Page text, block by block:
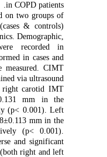
in COPD patients.
on two groups of
& controls)
Demographic,
recorded in
in cases and
measured. CIMT
via ultrasound.
right carotid IMT
mm in the
(p< 0.001). Left
mm in the
(p< 0.001).
and significant
(both right and left